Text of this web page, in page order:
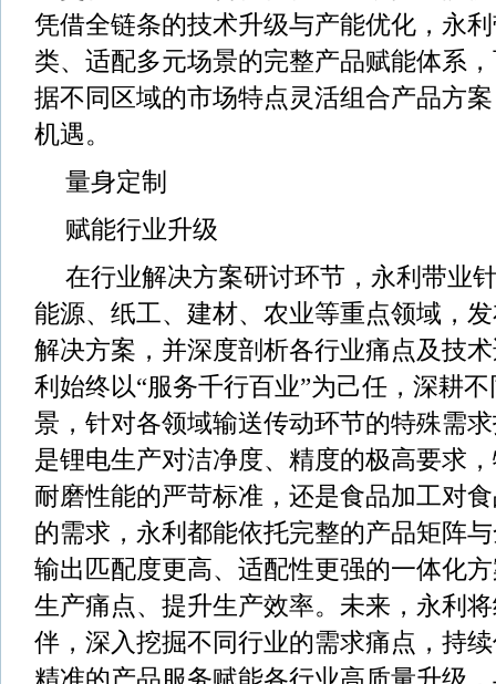
凭借全链条的技术升级与产能优化，永
类、适配多元场景的完整产品赋能体系
据不同区域的市场特点灵活组合产品方
机遇。
量身定制
赋能行业升级
在行业解决方案研讨环节，永利带业
能源、纸工、建材、农业等重点领域，
解决方案，并深度剖析各行业痛点及技
利始终以“服务千行百业”为己任，深耕
景，针对各领域输送传动环节的特殊需
是锂电生产对洁净度、精度的极高要求
耐磨性能的严苛标准，还是食品加工对
的需求，永利都能依托完整的产品矩阵
输出匹配度更高、适配性更强的一体化
生产痛点、提升生产效率。未来，永利
伴，深入挖掘不同行业的需求痛点，持